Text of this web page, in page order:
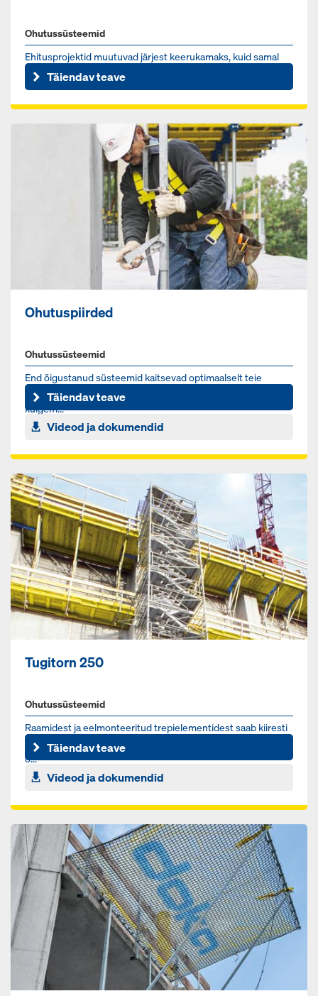
Ohutussüsteemid
Ehitusprojektid muutuvad järjest keerukamaks, kuid samal
ajal tuleb neid kiiremini ja ökonoomsemalt ellu viia. See ei to...
Täiendav teave
Ohutuspiirded
Ohutussüsteemid
End õigustanud süsteemid kaitsevad optimaalselt teie
meeskonda ehitusplatsil ja aitavad palju kaasa töö häireteta
kulgem...
Täiendav teave
Videod ja dokumendid
Tugitorn 250
Ohutussüsteemid
Raamidest ja eelmonteeritud trepielementidest saab kiiresti
kokku monteerida stabiilse redeli. Vaheväljapääsud tagavad
o...
Täiendav teave
Videod ja dokumendid